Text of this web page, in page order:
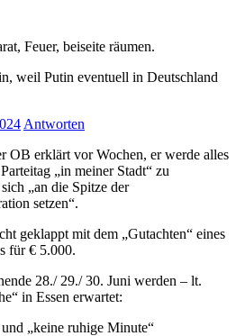
Feuer, beiseite räumen.
weil Putin eventuell in Deutschland
Antworten
OB erklärt vor Wochen, er werde alles
„in meiner Stadt“ zu
„an die Spitze der
setzen“.
geklappt mit dem „Gutachten“ eines
für € 5.000.
28./ 29./ 30. Juni werden – lt.
in Essen erwartet:
„keine ruhige Minute“